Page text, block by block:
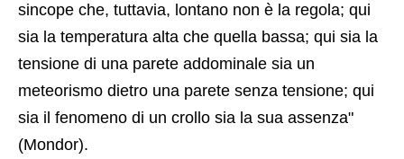
sincope che, tuttavia, lontano non è la regola; qui
sia la temperatura alta che quella bassa; qui sia la
tensione di una parete addominale sia un
meteorismo dietro una parete senza tensione; qui
sia il fenomeno di un crollo sia la sua assenza"
(Mondor).